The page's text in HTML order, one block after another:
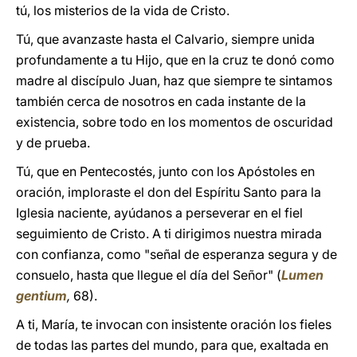
tú, los misterios de la vida de Cristo.
Tú, que avanzaste hasta el Calvario, siempre unida
profundamente a tu Hijo, que en la cruz te donó como
madre al discípulo Juan, haz que siempre te sintamos
también cerca de nosotros en cada instante de la
existencia, sobre todo en los momentos de oscuridad
y de prueba.
Tú, que en Pentecostés, junto con los Apóstoles en
oración, imploraste el don del Espíritu Santo para la
Iglesia naciente, ayúdanos a perseverar en el fiel
seguimiento de Cristo. A ti dirigimos nuestra mirada
con confianza, como "señal de esperanza segura y de
consuelo, hasta que llegue el día del Señor" (Lumen
gentium, 68).
A ti, María, te invocan con insistente oración los fieles
de todas las partes del mundo, para que, exaltada en